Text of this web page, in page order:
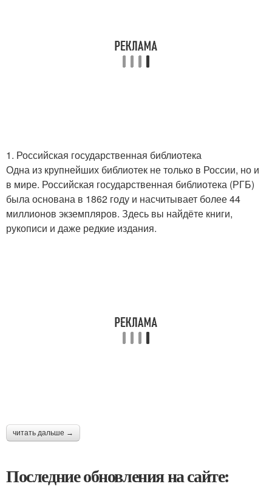
1. Российская государственная библиотека
Одна из крупнейших библиотек не только в России, но и
в мире. Российская государственная библиотека (РГБ)
была основана в 1862 году и насчитывает более 44
миллионов экземпляров. Здесь вы найдёте книги,
рукописи и даже редкие издания.
читать дальше →
Последние обновления на сайте: